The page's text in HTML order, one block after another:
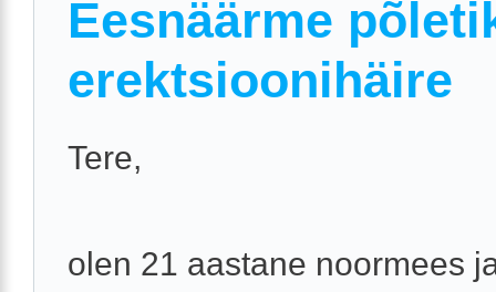
Eesnäärme
erektsioonihäire
Tere,
olen 21 aastane noormees